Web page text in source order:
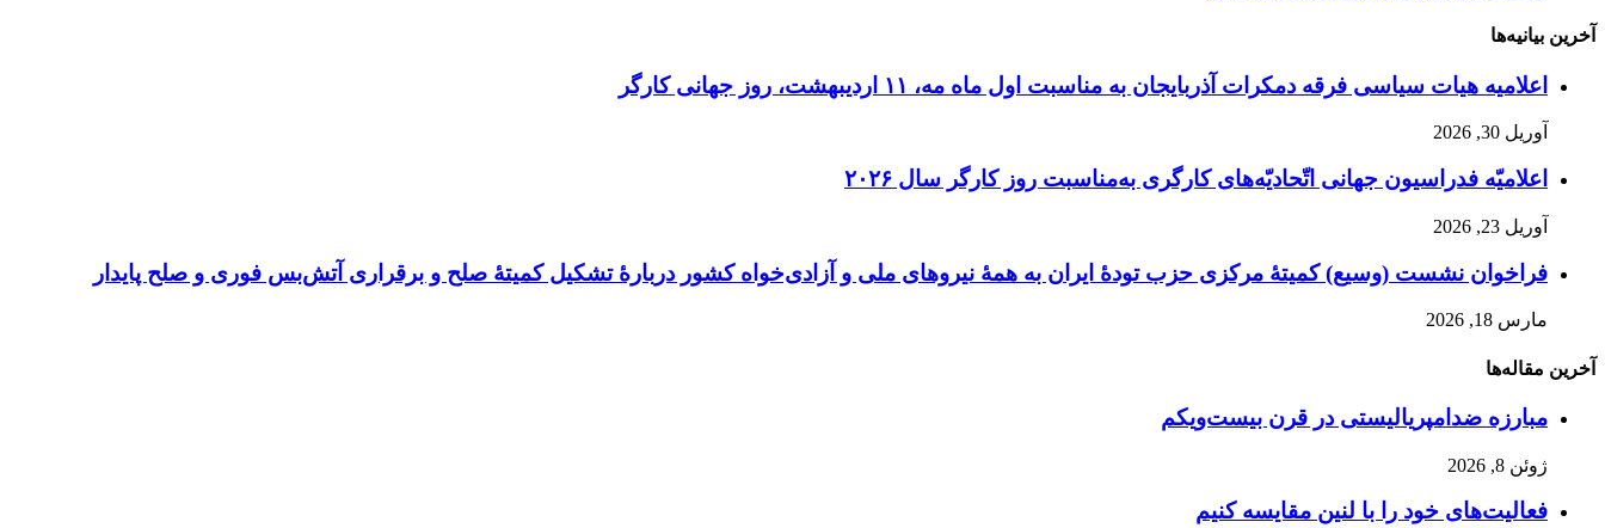
آخرین بیانیه‌ها
اعلامیه هیات سیاسی فرقه دمکرات آذربایجان به مناسبت اول ماه مه، ۱۱ اردیبهشت، روز جهانی کارگر
آوریل 30, 2026
اعلامیّه فدراسیون جهانی اتّحادیّه‌های کارگری به‌مناسبت روز کارگر سال ۲۰۲۶
آوریل 23, 2026
فراخوان نشست (وسیع)‌ کمیتهٔ‌ مرکزی حزب تودهٔ ایران به همهٔ نیروهای ملی و آزادی‌خواه کشور دربارهٔ تشکیل کمیتهٔ صلح و برقراری آتش‌بس فوری و صلح پایدار
مارس 18, 2026
آخرین مقاله‌ها
مبارزه ضد‌امپریالیستی در قرن بیست‌ویکم
ژوئن 8, 2026
فعالیت‌های خود را با لنین مقایسه کنیم